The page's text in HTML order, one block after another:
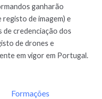
ganharão
de imagem) e
credenciação dos
de drones e
em vigor em Portugal.
Formações